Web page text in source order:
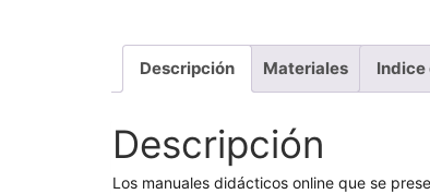
Descripción Materiales Indice
Descripción
Los manuales didácticos online que se